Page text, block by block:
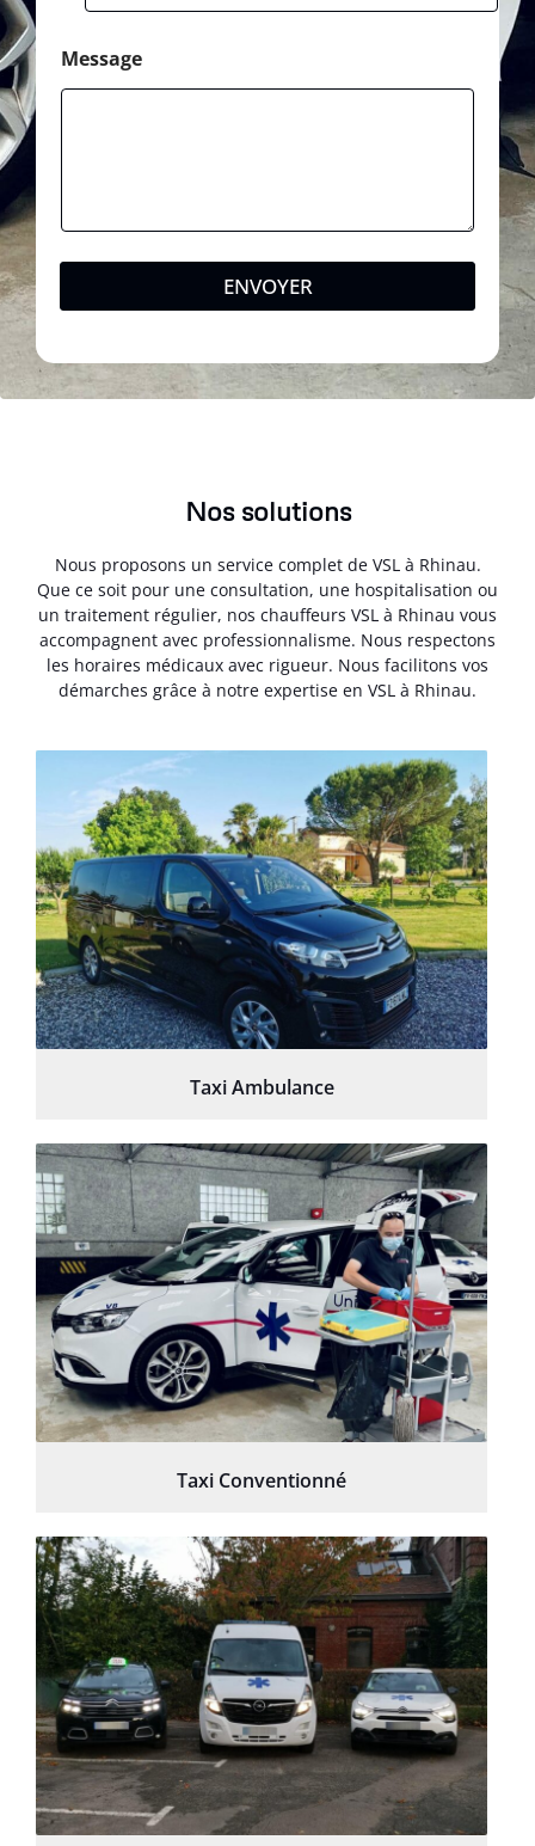
Message
ENVOYER
Nos solutions
Nous proposons un service complet de VSL à Rhinau.
Que ce soit pour une consultation, une hospitalisation ou
un traitement régulier, nos chauffeurs VSL à Rhinau vous
accompagnent avec professionnalisme. Nous respectons
les horaires médicaux avec rigueur. Nous facilitons vos
démarches grâce à notre expertise en VSL à Rhinau.
Taxi Ambulance
Taxi Conventionné